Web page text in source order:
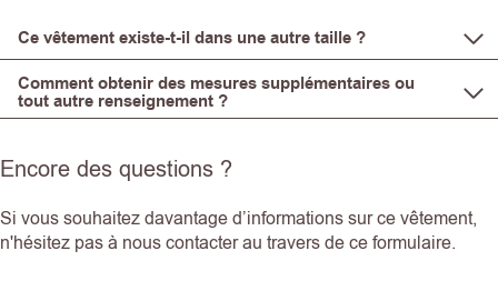
Ce vêtement existe-t-il dans une autre taille ?
Comment obtenir des mesures supplémentaires ou
tout autre renseignement ?
Encore des questions ?
Si vous souhaitez davantage d’informations sur ce vêtement,
n'hésitez pas à nous contacter au travers de ce formulaire.